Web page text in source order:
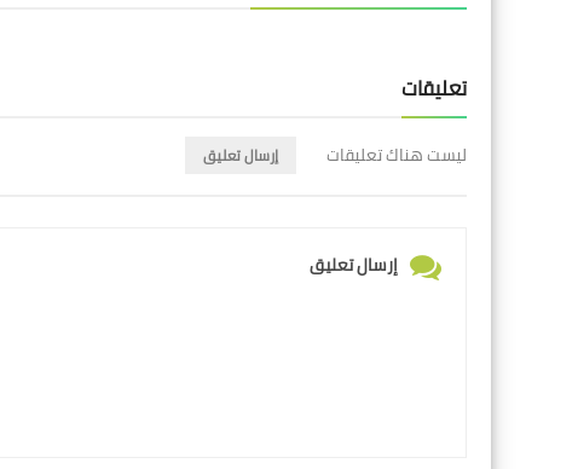
تعليقات
ليست هناك تعليقات إرسال تعليق
إرسال تعليق